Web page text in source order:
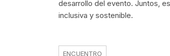
desarrollo del evento. Juntos,
inclusiva y sostenible.
ENCUENTRO